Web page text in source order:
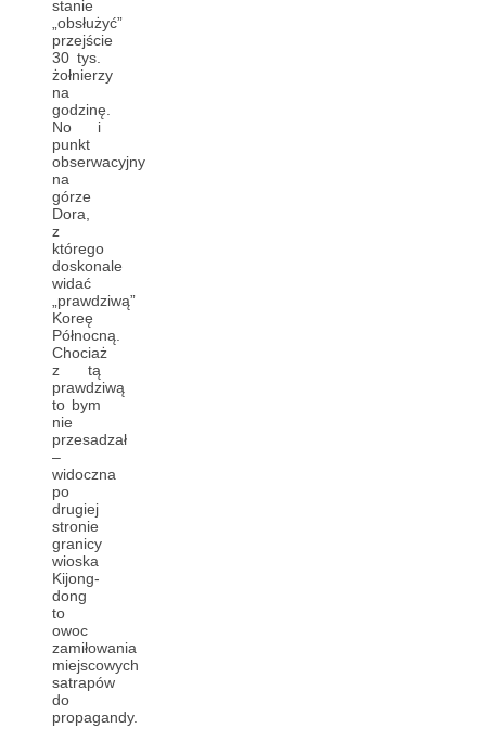
stanie
„obsłużyć”
przejście
30 tys.
żołnierzy
na
godzinę.
No i
punkt
obserwacyjny
na
górze
Dora,
z
którego
doskonale
widać
„prawdziwą”
Koreę
Północną.
Chociaż
z tą
prawdziwą
to bym
nie
przesadzał
–
widoczna
po
drugiej
stronie
granicy
wioska
Kijong-
dong
to
owoc
zamiłowania
miejscowych
satrapów
do
propagandy.